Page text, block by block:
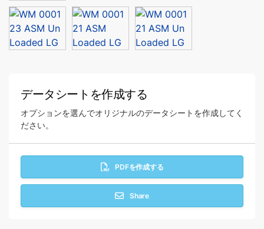
データシートを作成する
オプションを選んでオリジナルのデータシートを作成してく
ださい。
PDFを作成する
Share